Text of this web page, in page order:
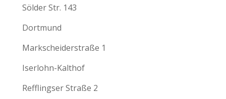
Sölder Str. 143
Dortmund
Markscheiderstraße 1
Iserlohn-Kalthof
Refflingser Straße 2